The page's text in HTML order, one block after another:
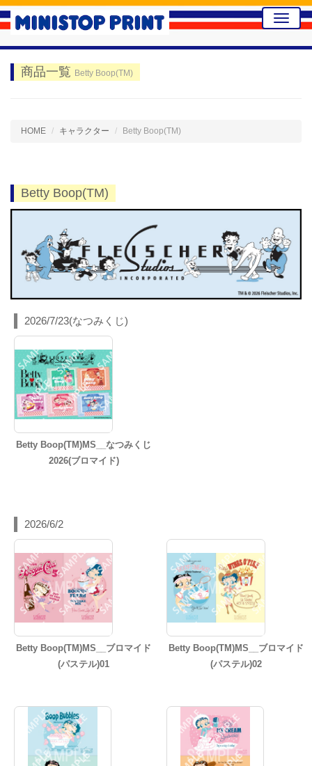
Toggle
商品一覧 Betty Boop(TM)
HOME キャラクター Betty Boop(TM)
Betty Boop(TM)
2026/7/23(なつみくじ)
Betty Boop(TM)MS__なつみくじ
2026(ブロマイド)
2026/6/2
Betty Boop(TM)MS__ブロマイド
(パステル)01
Betty Boop(TM)MS__ブロマイド
(パステル)02